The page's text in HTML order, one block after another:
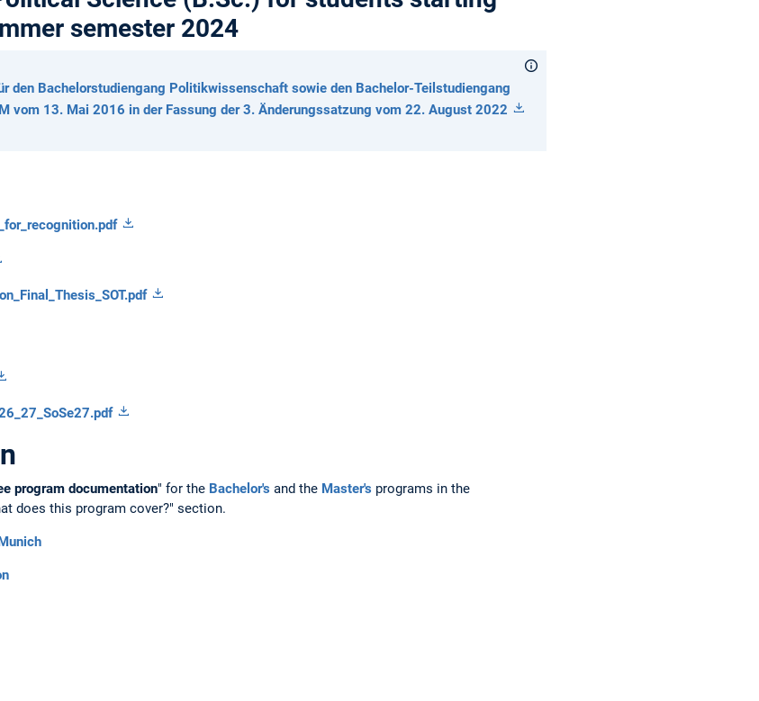
semester 2024
den Bachelorstudiengang Politikwissenschaft sowie den Bachelor-Teilstudiengang
vom 13. Mai 2016 in der Fassung der 3. Änderungssatzung vom 22. August 2022
program documentation" for the Bachelor's and the Master's programs in the
does this program cover?" section.